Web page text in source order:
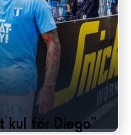
kul för Diego”